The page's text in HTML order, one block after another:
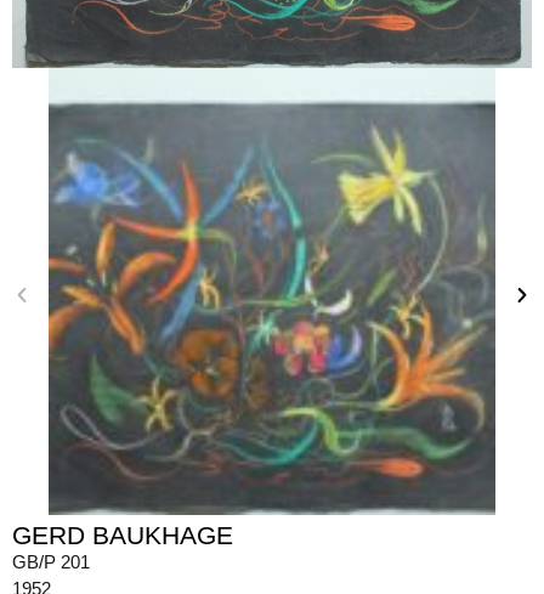
GERD BAUKHAGE
GB/P 201
1952